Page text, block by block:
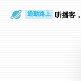
通勤路上 听播客